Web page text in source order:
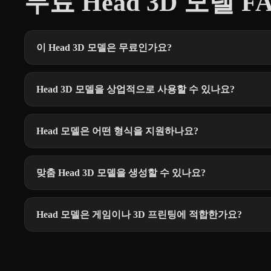
이 Head 3D 모델은 무료인가요?
Head 3D 모델을 상업적으로 사용할 수 있나요?
Head 모델은 어떤 형식을 지원하나요?
맞춤 Head 3D 모델을 생성할 수 있나요?
Head 모델은 게임이나 3D 프린팅에 적합한가요?